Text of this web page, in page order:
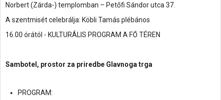
Norbert (Zárda-) templomban – Petőfi Sándor utca 37.
A szentmisét celebrálja: Köbli Tamás plébános
16.00 órától - KULTURÁLIS PROGRAM A FŐ TÉREN
Sambotel, prostor za priredbe Glavnoga trga
PROGRAM: